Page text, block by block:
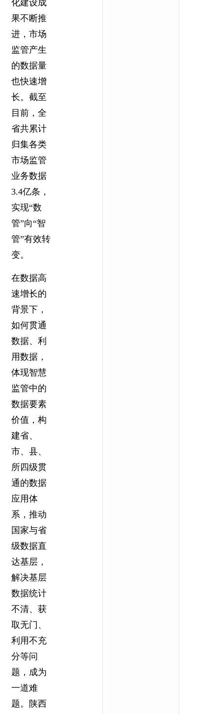
化建设成
果不断推
进，市场
监管产生
的数据量
也快速增
长。截至
目前，全
省共累计
归集各类
市场监管
业务数据
3.4亿条，
实现“数
管”向“智
管”有效转
变。
在数据高
速增长的
背景下，
如何贯通
数据、利
用数据，
体现智慧
监管中的
数据要素
价值，构
建省、
市、县、
所四级贯
通的数据
应用体
系，推动
国家与省
级数据直
达基层，
解决基层
数据统计
不清、获
取无门、
利用不充
分等问
题，成为
一道难
题。陕西